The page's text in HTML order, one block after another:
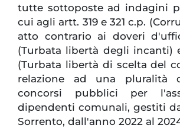
tutte sottoposte ad indagini
cui agli artt. 319 e 321 c.p.
atto contrario ai doveri
(Turbata libertà degli incanti)
(Turbata libertà di scelta del
relazione ad una pluralità
concorsi pubblici per
dipendenti comunali, gestiti
Sorrento, dall'anno 2022 al